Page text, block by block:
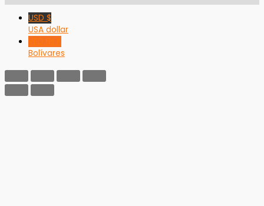
USD $
USA dollar
VED Bs F
Bolívares